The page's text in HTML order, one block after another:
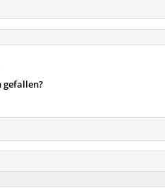
gefallen?